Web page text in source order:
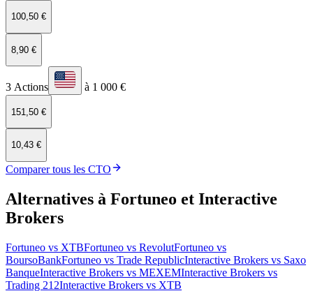
100,50 €
8,90 €
3 Actions à 1 000 €
151,50 €
10,43 €
Comparer tous les CTO
Alternatives à Fortuneo et Interactive
Brokers
Fortuneo vs XTBFortuneo vs RevolutFortuneo vs
BoursoBankFortuneo vs Trade RepublicInteractive Brokers vs Saxo
BanqueInteractive Brokers vs MEXEMInteractive Brokers vs
Trading 212Interactive Brokers vs XTB